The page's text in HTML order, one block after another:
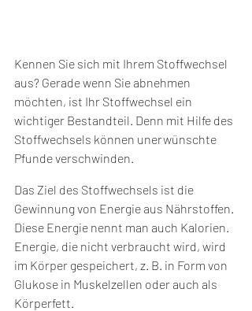
Kennen Sie sich mit Ihrem Stoffwechsel
aus? Gerade wenn Sie abnehmen
möchten, ist Ihr Stoffwechsel ein
wichtiger Bestandteil. Denn mit Hilfe des
Stoffwechsels können unerwünschte
Pfunde verschwinden.
Das Ziel des Stoffwechsels ist die
Gewinnung von Energie aus Nährstoffen.
Diese Energie nennt man auch Kalorien.
Energie, die nicht verbraucht wird, wird
im Körper gespeichert, z. B. in Form von
Glukose in Muskelzellen oder auch als
Körperfett.